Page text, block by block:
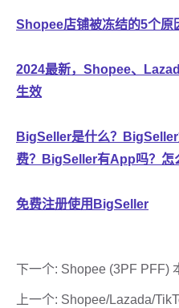
上一个: Shopee/Lazada/
下一个: Shopee (3PF PFF)